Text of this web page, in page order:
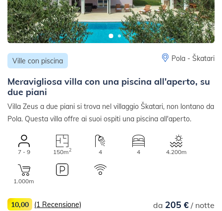
Ville con piscina Pola - Škatari
Meravigliosa villa con una piscina all'aperto, su
due piani
Villa Zeus a due piani si trova nel villaggio Škatari, non lontano da
Pola. Questa villa offre ai suoi ospiti una piscina all'aperto.
7 - 9 150m2 4 4 4.200m
1.000m
da 205 €/ notte
10,00 (1 Recensione)